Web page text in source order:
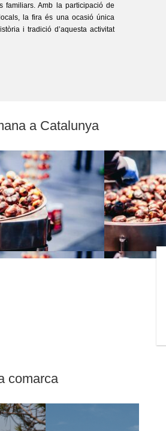
familiars. Amb la participació de
la fira és una ocasió única
i tradició d’aquesta activitat
a Catalunya
comarca